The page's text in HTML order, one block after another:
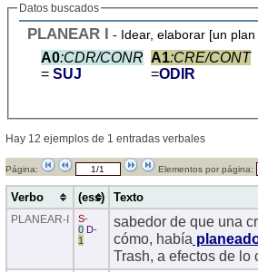
Datos buscados
PLANEAR I - Idear, elaborar [un
A0:CDR/CONR
= SUJ
A1:CRE/CONT
=ODIR
Hay 12 ejemplos de 1 entradas verbales
Página: Elementos por página:
Verbo (ess) Texto
PLANEAR-I S-
0 D-
1
sabedor de que una
cómo, había
Trash, a efectos de